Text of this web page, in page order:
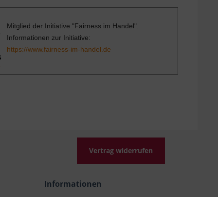
Mitglied der Initiative "Fairness im Handel".
Informationen zur Initiative:
https://www.fairness-im-handel.de
Vertrag widerrufen
Informationen